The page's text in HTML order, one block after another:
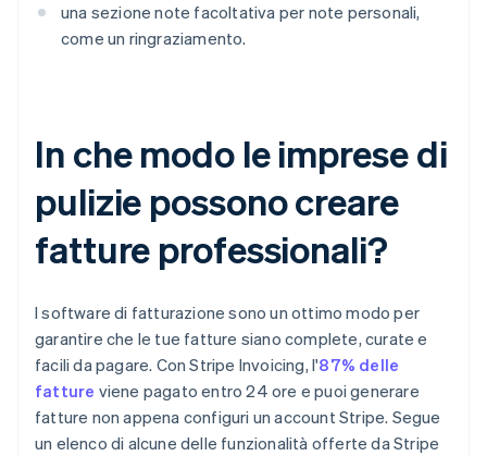
una sezione note facoltativa per note personali,
come un ringraziamento.
In che modo le imprese di
pulizie possono creare
fatture professionali?
I software di fatturazione sono un ottimo modo per
garantire che le tue fatture siano complete, curate e
facili da pagare. Con Stripe Invoicing, l'87% delle
fatture viene pagato entro 24 ore e puoi generare
fatture non appena configuri un account Stripe. Segue
un elenco di alcune delle funzionalità offerte da Stripe